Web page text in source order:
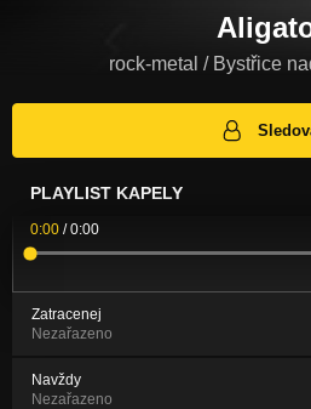
rock-metal / Bystřice
PLAYLIST KAPELY
0:00 /0:00
Zatracenej
Nezařazeno
Navždy
Nezařazeno